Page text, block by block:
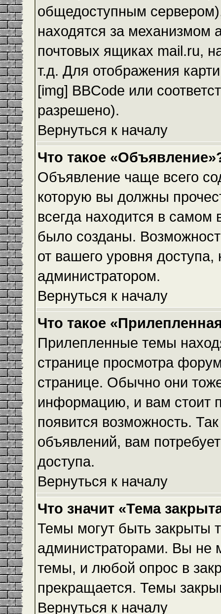
общедоступным
находятся за механизмом
почтовых ящиках mail.ru,
т.д. Для отображения
[img] BBCode или
разрешено).
Вернуться к началу
Что такое
Объявление чаще всего
которую вы должны
всегда находится в
было созданы.
от вашего уровня
администратором.
Вернуться к началу
Что такое
Прилепленные темы
странице просмотра
странице. Обычно они
информацию, и вам стоит
появится возможность.
объявлений, вам
доступа.
Вернуться к началу
Что значит «Тема
Темы могут быть закрыты
администраторами. Вы не
темы, и любой опрос в
прекращается. Темы
Вернуться к началу